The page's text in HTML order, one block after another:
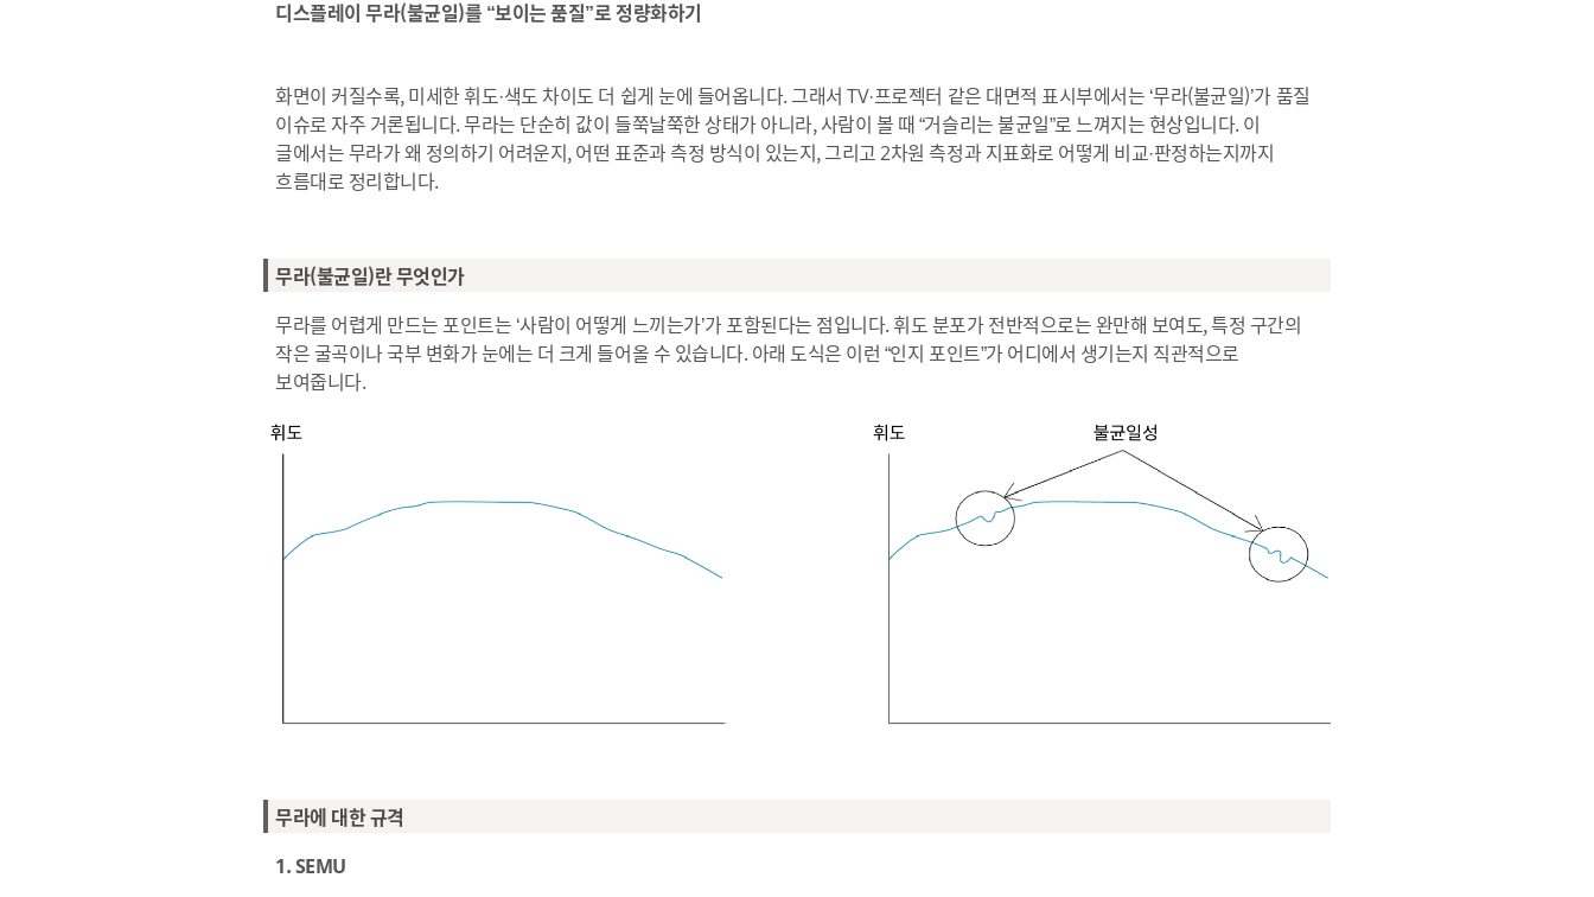
디스플레이 무라(불균일)를 “보이는 품질”로 정량화하기
화면이 커질수록, 미세한 휘도·색도 차이도 더 쉽게 눈에 들어옵니다. 그래서 TV·프로젝터 같은 대면적 표시부에서는 ‘무라(불균일)’가 품질
이슈로 자주 거론됩니다. 무라는 단순히 값이 들쭉날쭉한 상태가 아니라, 사람이 볼 때 “거슬리는 불균일”로 느껴지는 현상입니다. 이
글에서는 무라가 왜 정의하기 어려운지, 어떤 표준과 측정 방식이 있는지, 그리고 2차원 측정과 지표화로 어떻게 비교·판정하는지까지
흐름대로 정리합니다.
무라(불균일)란 무엇인가
무라를 어렵게 만드는 포인트는 ‘사람이 어떻게 느끼는가’가 포함된다는 점입니다. 휘도 분포가 전반적으로는 완만해 보여도, 특정 구간의
작은 굴곡이나 국부 변화가 눈에는 더 크게 들어올 수 있습니다. 아래 도식은 이런 “인지 포인트”가 어디에서 생기는지 직관적으로
보여줍니다.
무라에 대한 규격
1. SEMU